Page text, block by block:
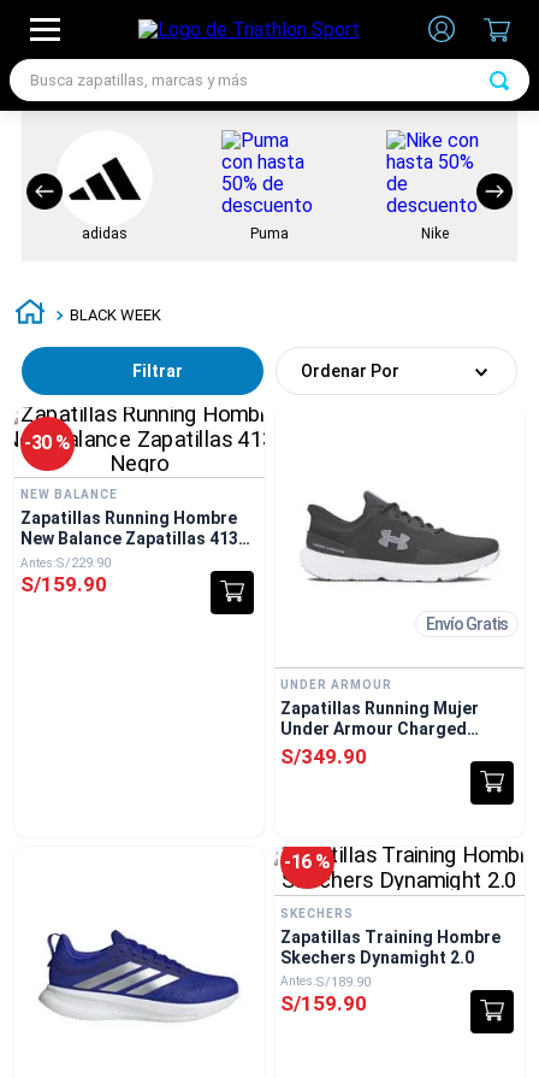
Busca zapatillas, marcas y más
BLACK WEEK
Filtrar Ordenar Por
-30 %
NEW BALANCE
Zapatillas Running Hombre
New Balance Zapatillas 413
Negro
S/229.90
S/159.90
Envío Gratis
UNDER ARMOUR
Zapatillas Running Mujer
Under Armour Charged
Escape 4 Gris
S/349.90
-16 %
SKECHERS
Zapatillas Training Hombre
Skechers Dynamight 2.0
S/189 90
S/159.90
TÉRMINOS MÁS BUSCADOS
zapatillas futbol
2.
zapatillas nike
5
zapatillas nike hombre
7. zapatillas nike mujer